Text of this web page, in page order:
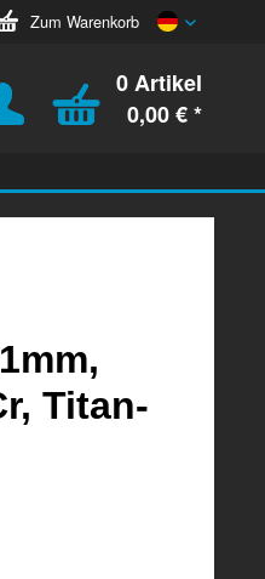
Zum Warenkorb
Deutsch
0 Artikel
0,00 € *
Titan-